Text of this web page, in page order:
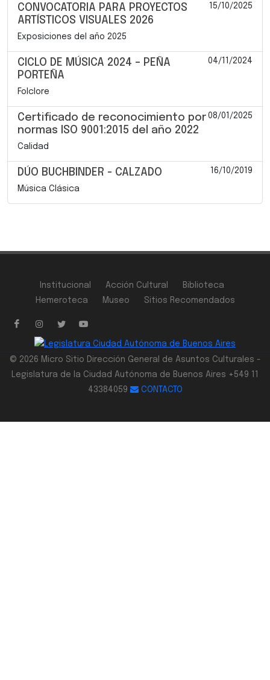
CONVOCATORIA PARA PROYECTOS
ARTÍSTICOS VISUALES 2026
15/10/2025
Exposiciones del año 2025
CICLO DE MÚSICA 2024 – PEÑA
PORTEÑA
04/11/2024
Folclore
Certificado de reconocimiento por
normas ISO 9001:2015 del año 2022
08/01/2025
Calidad
DÚO BUCHBINDER - CALZADO 16/10/2019
Música Clásica
Institucional Acción Cultural
Biblioteca
Hemeroteca
Museo Sitios Recomendados
© 2026 Micro Sitio Dirección General de Asuntos Culturales -
Legislatura de la Ciudad Autónoma de Buenos Aires +549 11
43384059
CONTACTO